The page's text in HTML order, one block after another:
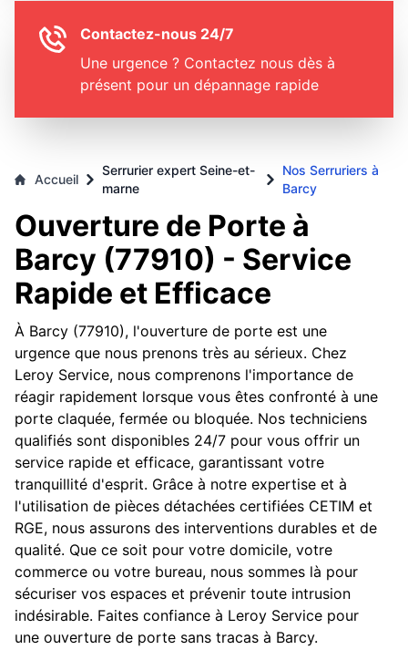
Contactez-nous 24/7
Une urgence ? Contactez nous dès à
présent pour un dépannage rapide
Accueil
Serrurier expert Seine-et-
marne
Nos Serruriers à
Barcy
Ouverture de Porte à
Barcy (77910) - Service
Rapide et Efficace
À Barcy (77910), l'ouverture de porte est une
urgence que nous prenons très au sérieux. Chez
Leroy Service, nous comprenons l'importance de
réagir rapidement lorsque vous êtes confronté à une
porte claquée, fermée ou bloquée. Nos techniciens
qualifiés sont disponibles 24/7 pour vous offrir un
service rapide et efficace, garantissant votre
tranquillité d'esprit. Grâce à notre expertise et à
l'utilisation de pièces détachées certifiées CETIM et
RGE, nous assurons des interventions durables et de
qualité. Que ce soit pour votre domicile, votre
commerce ou votre bureau, nous sommes là pour
sécuriser vos espaces et prévenir toute intrusion
indésirable. Faites confiance à Leroy Service pour
une ouverture de porte sans tracas à Barcy.